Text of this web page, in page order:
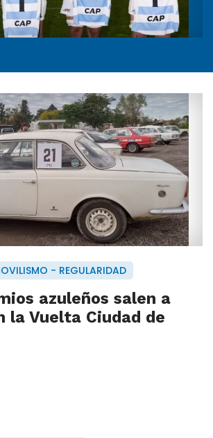
- REGULARIDAD
azuleños salen a
la Vuelta Ciudad de